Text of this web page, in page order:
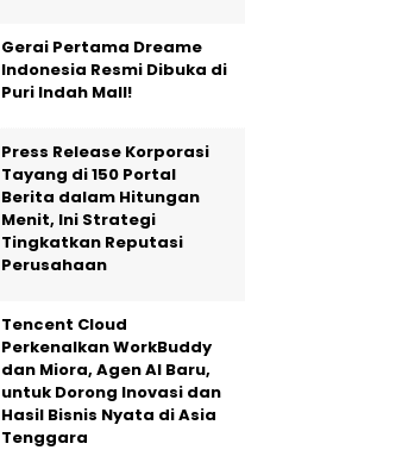
Gerai Pertama Dreame
Indonesia Resmi Dibuka di
Puri Indah Mall!
Press Release Korporasi
Tayang di 150 Portal
Berita dalam Hitungan
Menit, Ini Strategi
Tingkatkan Reputasi
Perusahaan
Tencent Cloud
Perkenalkan WorkBuddy
dan Miora, Agen AI Baru,
untuk Dorong Inovasi dan
Hasil Bisnis Nyata di Asia
Tenggara